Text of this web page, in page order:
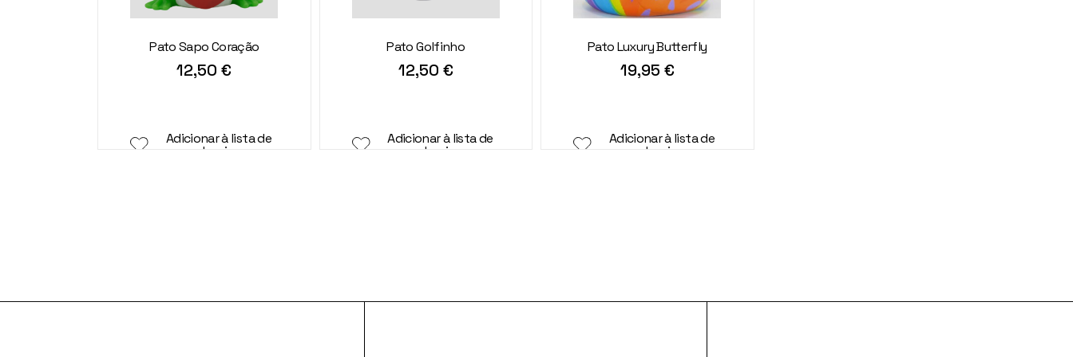
Pato Sapo Coração
12,50€
Adicionar à lista de
desejos
Pato Golfinho
12,50 €
Adicionar à lista de
desejos
Pato Luxury Butterfly
19,95 €
Adicionar à lista de
desejos